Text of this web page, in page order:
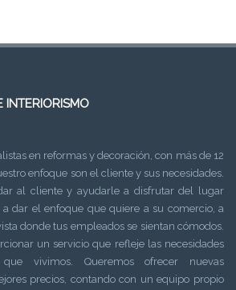
INTERIORISMO
en reformas y decoración, con más de 12
enfoque son el cliente y sus necesidades.
al cliente y ayudarle a disfrutar del lugar
dar el enfoque que quiere a su comercio, a
donde tus empleados se sientan cómodos.
un servicio que refleje las necesidades
vivimos. Queremos ofrecer nuevas
precios, contando con un equipo propio